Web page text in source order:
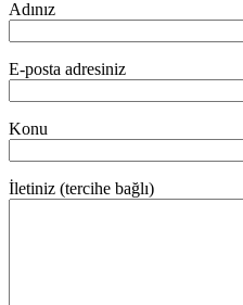
Adınız
E-posta adresiniz
Konu
İletiniz (tercihe bağlı)